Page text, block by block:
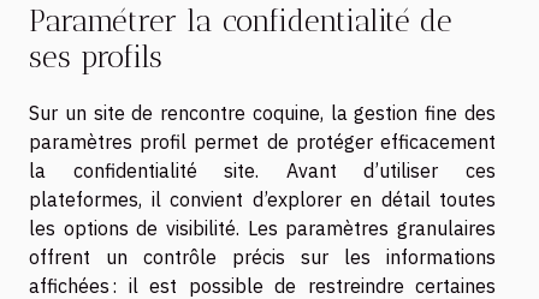
Paramétrer la confidentialité de
ses profils
Sur un site de rencontre coquine, la gestion fine des
paramètres profil permet de protéger efficacement
la confidentialité site. Avant d’utiliser ces
plateformes, il convient d’explorer en détail toutes
les options de visibilité. Les paramètres granulaires
offrent un contrôle précis sur les informations
affichées : il est possible de restreindre certaines